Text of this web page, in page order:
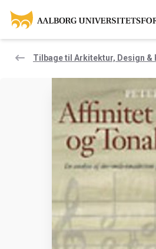
Tilbage til Arkitektur, Design &